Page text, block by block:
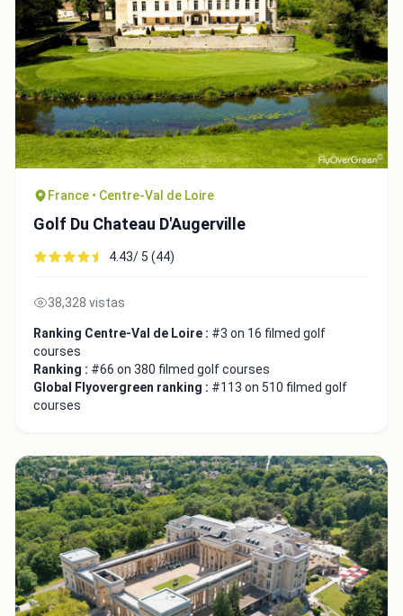
France • Centre-Val de Loire
Golf Du Chateau D'Augerville
4.43/ 5 (44)
38,328 vistas
Ranking Centre-Val de Loire : #3 on 16 filmed golf
courses
Ranking : #66 on 380 filmed golf courses
Global Flyovergreen ranking : #113 on 510 filmed golf
courses
Integrate video
Video choice:
Copy to Clipboard